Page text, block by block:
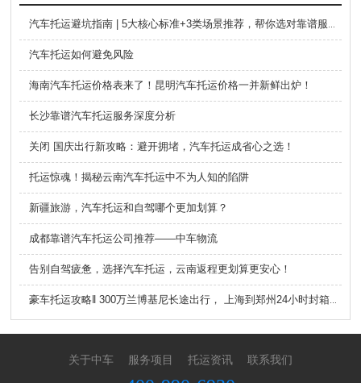
汽车托运如何避免风险
海南汽车托运价格表来了！昆明汽车托运价格一并新鲜出炉！
长沙靠谱汽车托运服务深度分析
关闭 国庆出行新攻略：避开拥堵，汽车托运成省心之选！
托运惊魂！揭秘云南汽车托运中不为人知的陷阱
新疆旅游，汽车托运和自驾哪个更加划算？
成都靠谱汽车托运公司推荐——中车物流
告别自驾疲惫，选择汽车托运，云南返程更划算更安心！
关于中车 服务项目 托运资讯 联系我们